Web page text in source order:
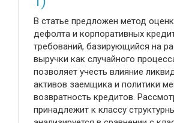
В статье предложен метод
дефолта и корпоративных
требований, базирующийся на
выручки как случайного
позволяет учесть влияние
активов заемщика и политики
возвратность кредитов.
принадлежит к классу